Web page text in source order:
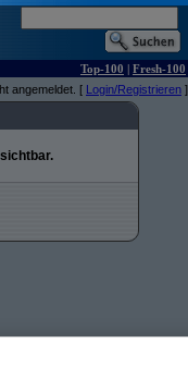
Top-100 | Fresh-100
angemeldet. [ Login/Registrieren ]